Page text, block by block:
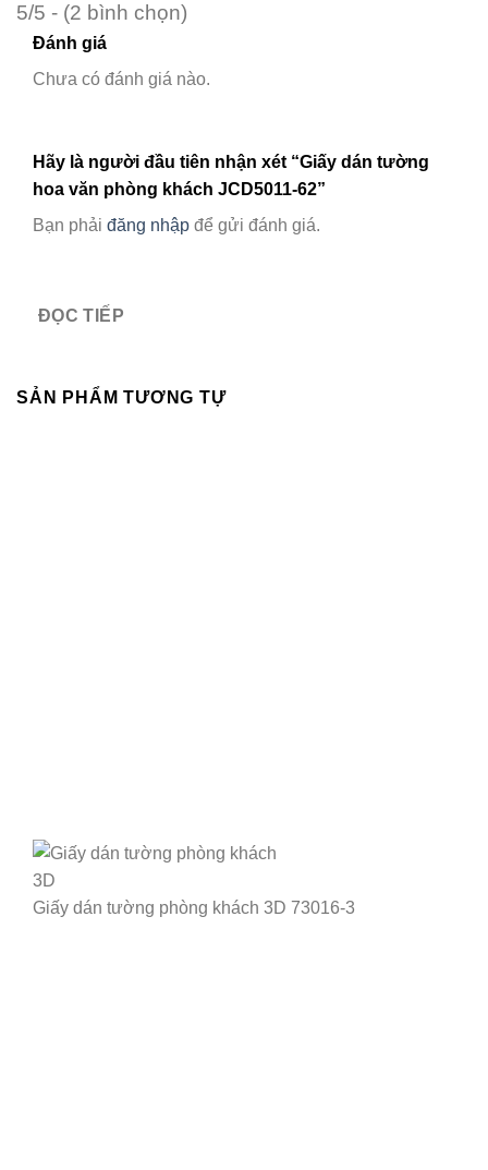
5/5 - (2 bình chọn)
Đánh giá
Chưa có đánh giá nào.
Hãy là người đầu tiên nhận xét “Giấy dán tường
hoa văn phòng khách JCD5011-62”
Bạn phải đăng nhập để gửi đánh giá.
ĐỌC TIẾP
SẢN PHẨM TƯƠNG TỰ
Giấy dán tường phòng khách 3D 73016-3